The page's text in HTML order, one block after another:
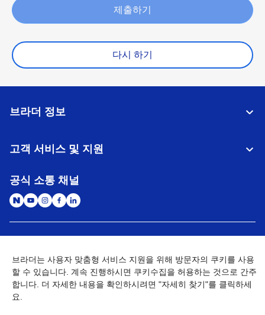
제출하기
다시 하기
브라더는 사용자 맞춤형 서비스 지원을 위해 방문자의 쿠키를 사용
할 수 있습니다. 계속 진행하시면 쿠키수집을 허용하는 것으로 간주
합니다. 더 자세한 내용을 확인하시려면 "자세히 찾기"를 클릭하세
요.
브라더 정보
고객 서비스 및 지원
공식 소통 채널
개인정보처리방침 이용약관
사이트맵
개인정보취급방침 (Brother Industries, Ltd.)
Go to Global Site